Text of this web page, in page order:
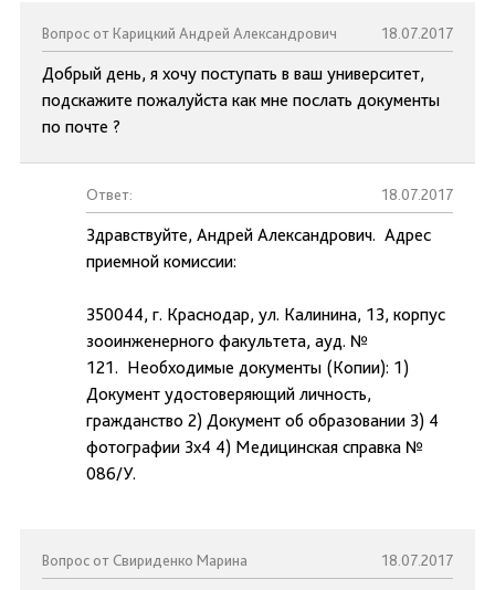
Вопрос от Карицкий Андрей Александрович 18.07.2017
Добрый день, я хочу поступать в ваш университет,
подскажите пожалуйста как мне послать документы
по почте ?
Ответ: 18.07.2017
Здравствуйте, Андрей Александрович. Адрес
приемной комиссии:
350044, г. Краснодар, ул. Калинина, 13, корпус
зооинженерного факультета, ауд. №
121. Необходимые документы (Копии): 1)
Документ удостоверяющий личность,
гражданство 2) Документ об образовании 3) 4
фотографии 3x4 4) Медицинская справка №
086/У.
Вопрос от Свириденко Марина 18.07.2017